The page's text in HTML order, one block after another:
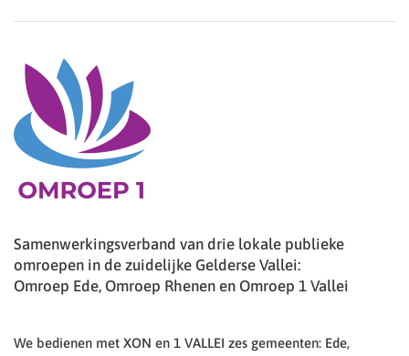
Samenwerkingsverband van drie lokale publieke
omroepen in de zuidelijke Gelderse Vallei:
Omroep Ede, Omroep Rhenen en Omroep 1 Vallei
We bedienen met XON en 1 VALLEI zes gemeenten: Ede,